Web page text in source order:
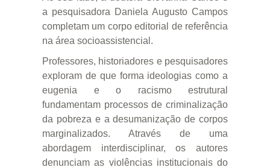
a pesquisadora Daniela Augusto Campos
completam um corpo editorial de referência
na área socioassistencial.
Professores, historiadores e pesquisadores
exploram de que forma ideologias como a
eugenia e o racismo estrutural
fundamentam processos de criminalização
da pobreza e a desumanização de corpos
marginalizados. Através de uma
abordagem interdisciplinar, os autores
denunciam as violências institucionais do